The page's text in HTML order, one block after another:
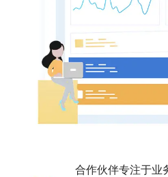
合作伙伴专注于业